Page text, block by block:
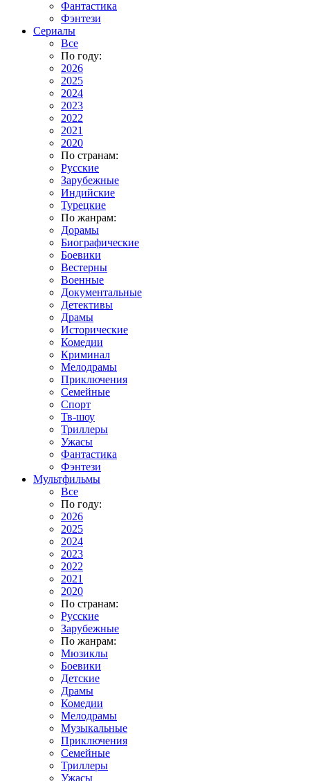
Фантастика
Фэнтези
Сериалы
Все
По году:
2026
2025
2024
2023
2022
2021
2020
По странам:
Русские
Зарубежные
Индийские
Турецкие
По жанрам:
Дорамы
Биографические
Боевики
Вестерны
Военные
Документальные
Детективы
Драмы
Исторические
Комедии
Криминал
Мелодрамы
Приключения
Семейные
Спорт
Тв-шоу
Триллеры
Ужасы
Фантастика
Фэнтези
Мультфильмы
Все
По году:
2026
2025
2024
2023
2022
2021
2020
По странам:
Русские
Зарубежные
По жанрам:
Мюзиклы
Боевики
Детские
Драмы
Комедии
Мелодрамы
Музыкальные
Приключения
Семейные
Триллеры
Ужасы